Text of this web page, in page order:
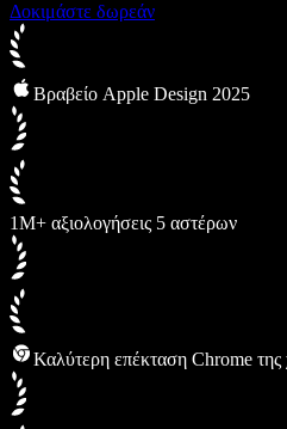
Δοκιμάστε δωρεάν
Βραβείο Apple Design 2025
1M+ αξιολογήσεις 5 αστέρων
Καλύτερη επέκταση Chrome της